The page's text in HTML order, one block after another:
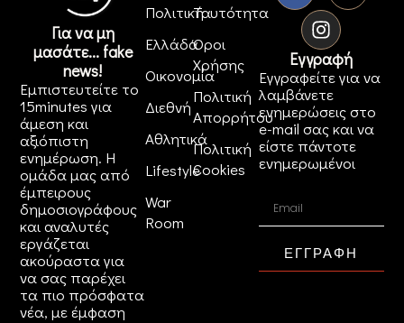
Για να μη
μασάτε... fake
news!
Εμπιστευτείτε το
15minutes για
άμεση και
αξιόπιστη
ενημέρωση. Η
ομάδα μας από
έμπειρους
δημοσιογράφους
και αναλυτές
εργάζεται
ακούραστα για
να σας παρέχει
τα πιο πρόσφατα
νέα, με έμφαση
Πολιτική
Ελλάδα
Οικονομία
Διεθνή
Αθλητικά
Lifestyle
War
Room
Ταυτότητα
Όροι
Χρήσης
Πολιτική
Απορρήτου
Πολιτική
Cookies
Εγγραφή
Εγγραφείτε για να
λαμβάνετε
ενημερώσεις στο
e-mail σας και να
είστε πάντοτε
ενημερωμένοι
ΕΓΓΡΑΦΗ